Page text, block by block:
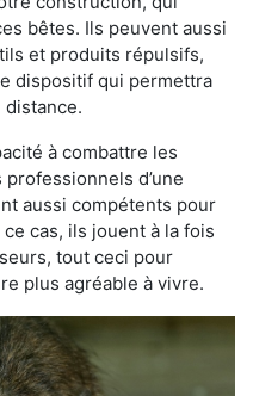
bêtes. Ils peuvent aussi
et produits répulsifs,
dispositif qui permettra
distance.
à combattre les
d’une
aussi compétents pour
cas, ils jouent à la fois
tout ceci pour
plus agréable à vivre.